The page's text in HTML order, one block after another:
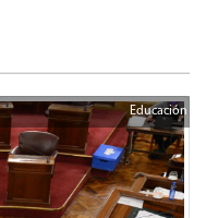
Educación